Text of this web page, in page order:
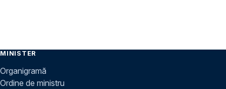
MINISTER
Organigramă
Ordine de ministru